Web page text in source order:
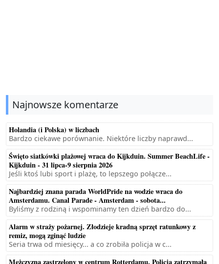
Najnowsze komentarze
Holandia (i Polska) w liczbach
Bardzo ciekawe porównanie. Niektóre liczby naprawd...
Święto siatkówki plażowej wraca do Kijkduin. Summer BeachLife -
Kijkduin - 31 lipca-9 sierpnia 2026
Jeśli ktoś lubi sport i plażę, to lepszego połącze...
Najbardziej znana parada WorldPride na wodzie wraca do
Amsterdamu. Canal Parade - Amsterdam - sobota...
Byliśmy z rodziną i wspominamy ten dzień bardzo do...
Alarm w straży pożarnej. Złodzieje kradną sprzęt ratunkowy z
remiz, mogą zginąć ludzie
Seria trwa od miesięcy... a co zrobiła policja w c...
Mężczyzna zastrzelony w centrum Rotterdamu. Policja zatrzymała